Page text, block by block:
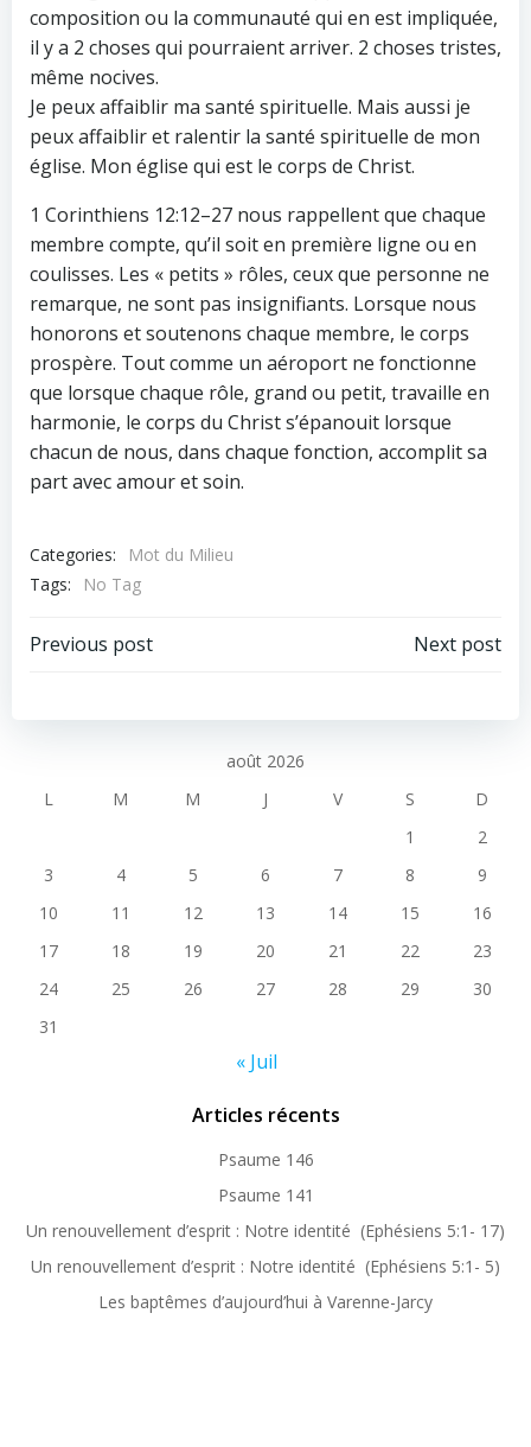
composition ou la communauté qui en est impliquée,
il y a 2 choses qui pourraient arriver. 2 choses tristes,
même nocives.
Je peux affaiblir ma santé spirituelle. Mais aussi je
peux affaiblir et ralentir la santé spirituelle de mon
église. Mon église qui est le corps de Christ.
1 Corinthiens 12:12–27 nous rappellent que chaque
membre compte, qu’il soit en première ligne ou en
coulisses. Les « petits » rôles, ceux que personne ne
remarque, ne sont pas insignifiants. Lorsque nous
honorons et soutenons chaque membre, le corps
prospère. Tout comme un aéroport ne fonctionne
que lorsque chaque rôle, grand ou petit, travaille en
harmonie, le corps du Christ s’épanouit lorsque
chacun de nous, dans chaque fonction, accomplit sa
part avec amour et soin.
Categories:
Mot du Milieu
Tags:
No Tag
Post
navigation
Previous post
navigation
Next post
août 2026
L
M M J V S
D
1
2
3
4 5 6 7 8
9
10
11 12 13 14 15
16
17
18 19 20 21 22
23
24
25 26 27 28 29
30
31
« Juil
Articles récents
Psaume 146
Psaume 141
Un renouvellement d’esprit : Notre identité (Ephésiens 5:1- 17)
Un renouvellement d’esprit : Notre identité (Ephésiens 5:1- 5)
Les baptêmes d’aujourd’hui à Varenne-Jarcy